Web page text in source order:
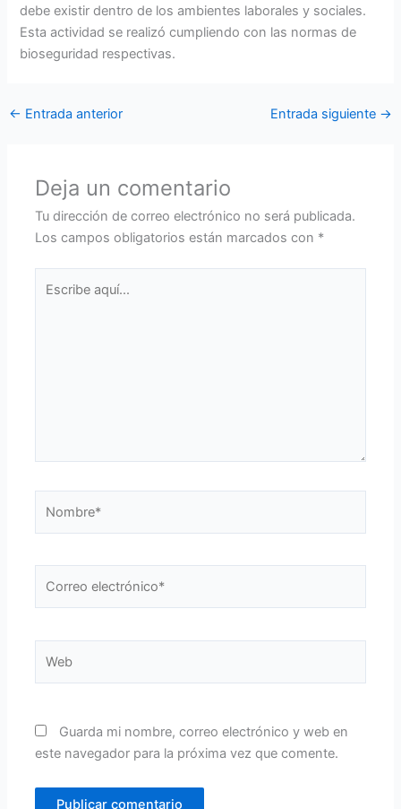
debe existir dentro de los ambientes laborales y sociales.
Esta actividad se realizó cumpliendo con las normas de
bioseguridad respectivas.
← Entrada anterior Entrada siguiente →
Deja un comentario
Tu dirección de correo electrónico no será publicada.
Los campos obligatorios están marcados con *
aquí...
Guarda mi nombre, correo electrónico y web en
este navegador para la próxima vez que comente.